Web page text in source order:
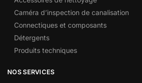
Caméra d’inspection de canalisation
Connectiques et composants
Détergents
Produits techniques
NOS SERVICES